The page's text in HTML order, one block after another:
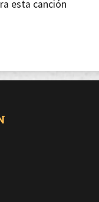
esta canción